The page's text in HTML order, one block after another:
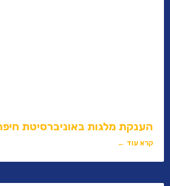
הענקת מלגות באוניברסיטת חיפה
קרא עוד ←